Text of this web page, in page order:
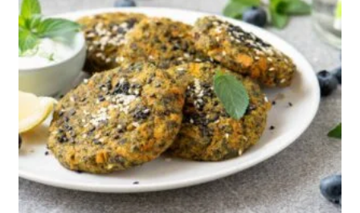
12
3
25 Min